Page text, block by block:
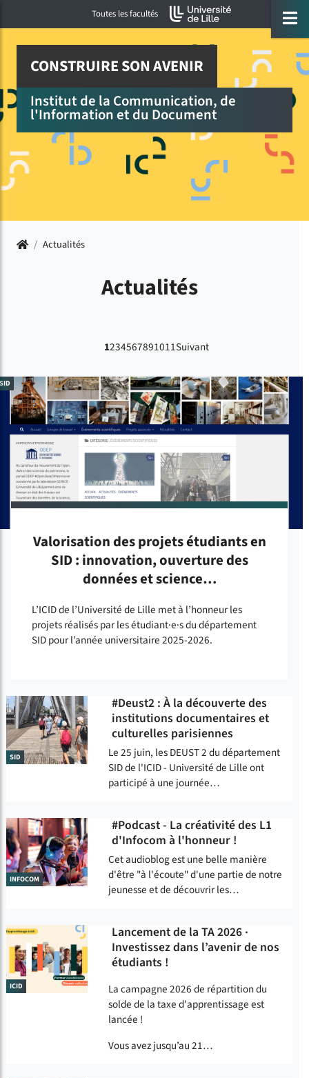
Accéder au menu principal
Accéder à la recherche
Accéder au pied de pageToutes les facultés
CONSTRUIRE SON AVENIR
Institut de la Communication, de
l'Information et du Document
Accueil
/ Actualités
Actualités
1234567891011Suivant
Valorisation des projets étudiants en
SID : innovation, ouverture des
données et science…
L’ICID de l’Université de Lille met à l’honneur les
projets réalisés par les étudiant·e·s du département
SID pour l’année universitaire 2025-2026.
SID
#Deust2 : À la découverte des
institutions documentaires et
culturelles parisiennes
Le 25 juin, les DEUST 2 du département
SID de l'ICID - Université de Lille ont
participé à une journée…
INFOCOM
#Podcast - La créativité des L1
d'Infocom à l'honneur !
Cet audioblog est une belle manière
d'être "à l'écoute" d'une partie de notre
jeunesse et de découvrir les…
ICID
Lancement de la TA 2026 ·
Investissez dans l’avenir de nos
étudiants !
La campagne 2026 de répartition du
solde de la taxe d'apprentissage est
lancée !
Vous avez jusqu’au 21…